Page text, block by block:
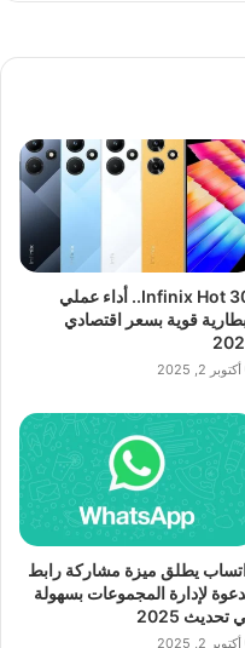
Infinix Hot 30i.. أداء عملي
قوية بسعر اقتصادي
أكتوبر 2, 2025
يطلق ميزة مشاركة رابط
لإدارة المجموعات بسهولة
تحديث 2025
أكتوبر 2, 2025